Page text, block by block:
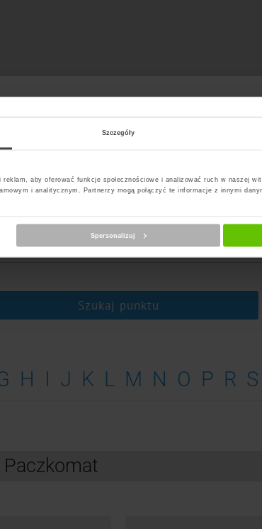
Szczegóły
aby oferować funkcje społecznościowe i analizować ruch w naszej
i analitycznym. Partnerzy mogą połączyć te informacje z innymi
Spersonalizuj
Szukaj punktu
H I J K L M N O P R S